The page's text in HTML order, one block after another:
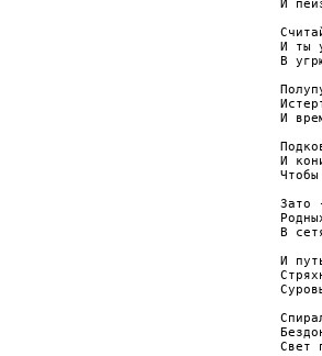
И
И ты
В
И
И
Зато
В
И
Свет